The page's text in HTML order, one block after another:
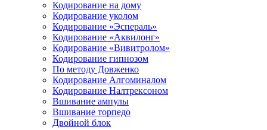
Кодирование на дому
Кодирование уколом
Кодирование «Эспераль»
Кодирование «Аквилонг»
Кодирование «Вивитролом»
Кодирование гипнозом
По методу Довженко
Кодирование Алгоминалом
Кодирование Налтрексоном
Вшивание ампулы
Вшивание торпедо
Двойной блок